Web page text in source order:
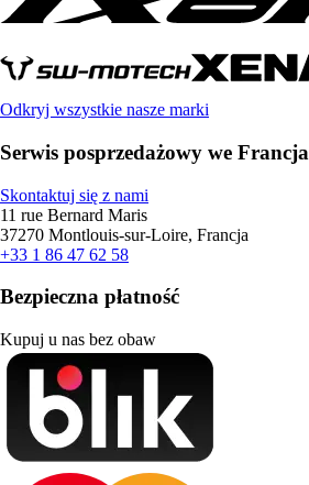
Odkryj wszystkie nasze marki
Serwis posprzedażowy we Francja
Skontaktuj się z nami
11 rue Bernard Maris
37270 Montlouis-sur-Loire, Francja
+33 1 86 47 62 58
Bezpieczna płatność
Kupuj u nas bez obaw